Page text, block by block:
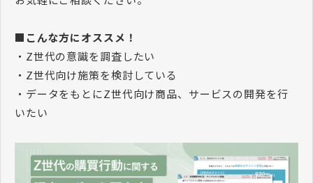
■こんな方にオススメ！
・Z世代の意識を調査したい
・Z世代向け施策を検討している
・データをもとにZ世代向け商品、サービスの開発を行
いたい